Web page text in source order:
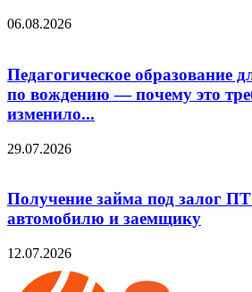
06.08.2026
Педагогическое образование
по вождению — почему это
изменило...
29.07.2026
Получение займа под залог
автомобилю и заемщику
12.07.2026